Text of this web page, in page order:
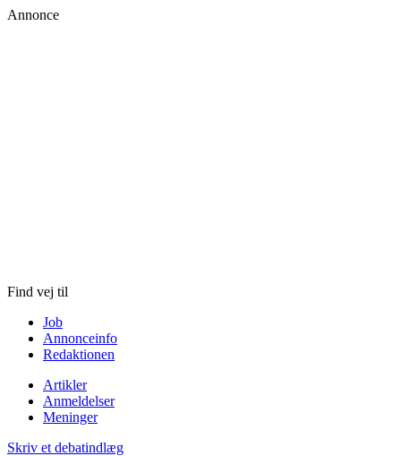
Annonce
Find vej til
Job
Annonceinfo
Redaktionen
Artikler
Anmeldelser
Meninger
Skriv et debatindlæg